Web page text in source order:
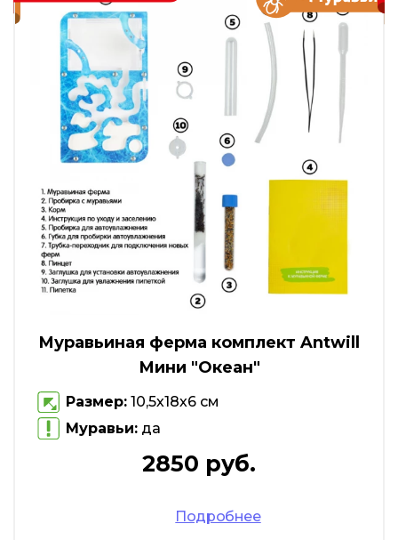
Муравьиная ферма комплект Antwill
Мини "Океан"
Размер: 10,5х18х6 см
Муравьи: да
2850 руб.
Подробнее